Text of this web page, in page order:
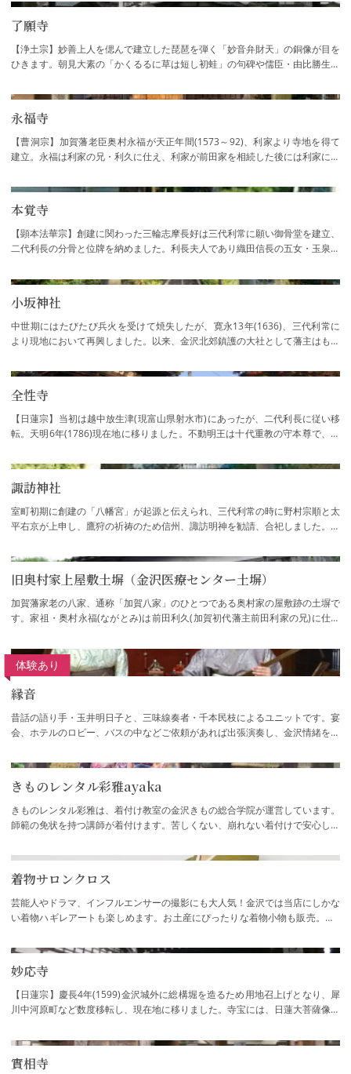
了願寺
【浄土宗】妙善上人を偲んで建立した琵琶を弾く「妙音弁財天」の銅像が目を
ひきます。朝見大素の「かくるるに草は短し初蛙」の句碑や儒臣・由比勝生の
永福寺
【曹洞宗】加賀藩老臣奥村永福が天正年間(1573～92)、利家より寺地を得て
建立。永福は利家の兄・利久に仕え、利家が前田家を相続した後には利家に仕
本覚寺
【顕本法華宗】創建に関わった三輪志摩長好は三代利常に願い御骨堂を建立、
二代利長の分骨と位牌を納めました。利長夫人であり織田信長の五女・玉泉院
小坂神社
中世期にはたびたび兵火を受けて焼失したが、寛永13年(1636)、三代利常に
より現地において再興しました。以来、金沢北郊鎮護の大社として藩主はもと
全性寺
【日蓮宗】当初は越中放生津(現富山県射水市)にあったが、二代利長に従い移
転。天明6年(1786)現在地に移りました。不動明王は十代重教の守本尊で、重
諏訪神社
室町初期に創建の「八幡宮」が起源と伝えられ、三代利常の時に野村宗順と太
平右京が上申し、鷹狩の祈祷のため信州、諏訪明神を勧請、合祀しました。祭
旧奥村家上屋敷土塀（金沢医療センター土塀）
加賀藩家老の八家、通称「加賀八家」のひとつである奥村家の屋敷跡の土塀で
す。家祖・奥村永福(ながとみ)は前田利久(加賀初代藩主前田利家の兄)に仕え
縁音
体験あり
昔話の語り手・玉井明日子と、三味線奏者・千本民枝によるユニットです。宴
会、ホテルのロビー、バスの中などご依頼があれば出張演奏し、金沢情緒をお
きものレンタル彩雅ayaka
きものレンタル彩雅は、着付け教室の金沢きもの総合学院が運営しています。
師範の免状を持つ講師が着付けます。苦しくない、崩れない着付けで安心して
着物サロンクロス
芸能人やドラマ、インフルエンサーの撮影にも大人気！金沢では当店にしかな
い着物ハギレアートも楽しめます。お土産にぴったりな着物小物も販売。（2
妙応寺
【日蓮宗】慶長4年(1599)金沢城外に総構堀を造るため用地召上げとなり、犀
川中河原町など数度移転し、現在地に移りました。寺宝には、日蓮大菩薩像、
實相寺